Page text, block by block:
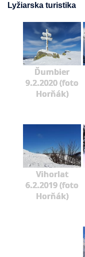
Lyžiarska turistika
Ďumbier
9.2.2020 (foto
Horňák)
Vihorlat
6.2.2019 (foto
Horňák)